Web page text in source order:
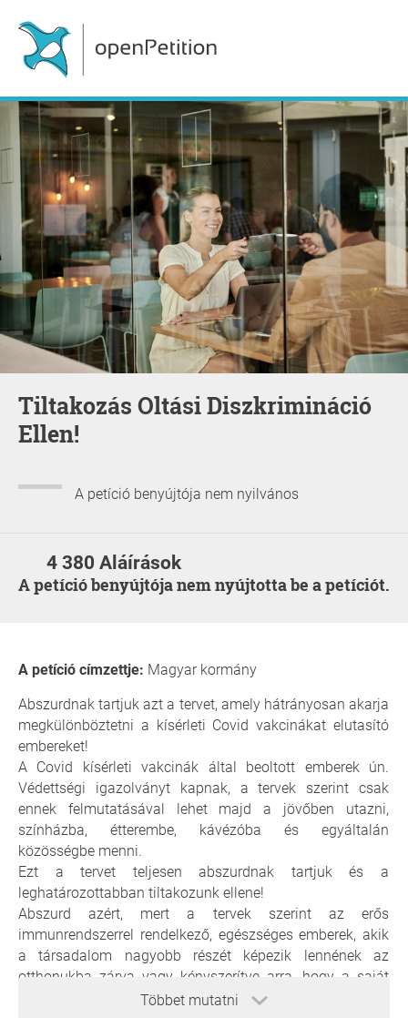
Tiltakozás Oltási Diszkrimináció
Ellen!
A petíció benyújtója nem nyilvános
4 380 Aláírások
A petíció benyújtója nem nyújtotta be a petíciót.
Többet mutatni
A petíció címzettje: Magyar kormány
Abszurdnak tartjuk azt a tervet, amely hátrányosan akarja
megkülönböztetni a kísérleti Covid vakcinákat elutasító
embereket!
A Covid kísérleti vakcinák által beoltott emberek ún.
Védettségi igazolványt kapnak, a tervek szerint csak
ennek felmutatásával lehet majd a jövőben utazni,
színházba, étterembe, kávézóba és egyáltalán
közösségbe menni.
Ezt a tervet teljesen abszurdnak tartjuk és a
leghatározottabban tiltakozunk ellene!
Abszurd azért, mert a tervek szerint az erős
immunrendszerrel rendelkező, egészséges emberek, akik
a társadalom nagyobb részét képezik lennének az
otthonukba zárva vagy kényszerítve arra, hogy a saját
felelősségükre részt vegyenek egy gyógyszeripari